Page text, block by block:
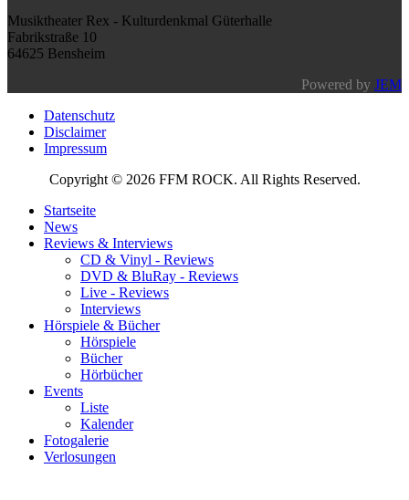
Musiktheater Rex - Kulturdenkmal Güterhalle
Fabrikstraße 10
64625 Bensheim
Powered by JEM
Datenschutz
Disclaimer
Impressum
Copyright © 2026 FFM ROCK. All Rights Reserved.
Startseite
News
Reviews & Interviews
CD & Vinyl - Reviews
DVD & BluRay - Reviews
Live - Reviews
Interviews
Hörspiele & Bücher
Hörspiele
Bücher
Hörbücher
Events
Liste
Kalender
Fotogalerie
Verlosungen